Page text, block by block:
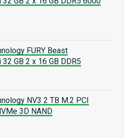
FURY Beast
GB 2 x 16 GB DDR5
NV3 2 TB M.2 PCI
3D NAND